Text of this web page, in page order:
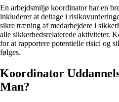
En arbejdsmiljø koordinator har en
inkluderer at deltage i
sikre træning af medarbejdere i
alle sikkerhedsrelaterede aktiviteter.
for at rapportere potentielle risici og
følges.
Koordinator
Man?